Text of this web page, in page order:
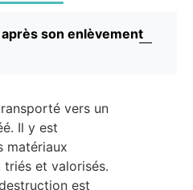
son enlèvement
vers un
Il y est
matériaux
et valorisés.
est